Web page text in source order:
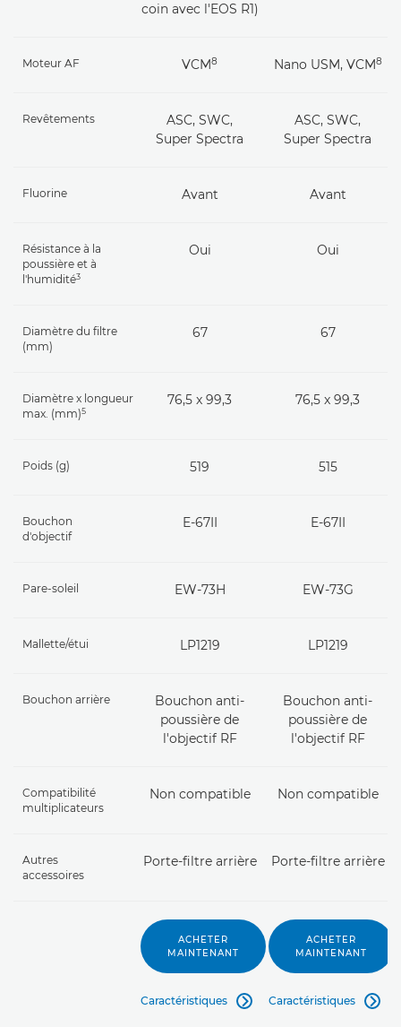
coin avec l'EOS R1)
Moteur AF VCM8 Nano USM, VCM8
Revêtements
ASC, SWC,
Super Spectra
ASC, SWC,
Super Spectra
Fluorine Avant Avant
Résistance à la
poussière et à
l'humidité3
Oui Oui
Diamètre du filtre
(mm)
67 67
Diamètre x longueur
max. (mm)5
76,5 x 99,3 76,5 x 99,3
Poids (g) 519 515
Bouchon
d'objectif
E-67II E-67II
Pare-soleil EW-73H EW-73G
Mallette/étui LP1219 LP1219
Bouchon arrière
Bouchon anti-
poussière de
l'objectif RF
Bouchon anti-
poussière de
l'objectif RF
Compatibilité
multiplicateurs
Non compatible Non compatible
Autres
accessoires
Porte-filtre arrière Porte-filtre arrière
ACHETER
MAINTENANT
Caractéristiques 
ACHETER
MAINTENANT
Caractéristiques 